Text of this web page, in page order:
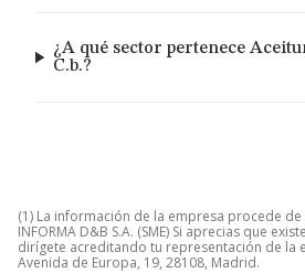
¿A qué sector pertenece
C.b.?
(1) La información de la empresa procede
INFORMA D&B S.A. (SME) Si aprecias que
dirígete acreditando tu representación de la
Avenida de Europa, 19, 28108, Madrid.